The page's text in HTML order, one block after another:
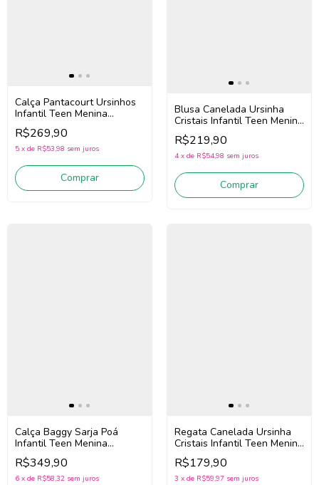
Calça Pantacourt Ursinhos
Infantil Teen Menina
Pituchinhus 30732 (Rosa)
R$269,90
5 x de R$53,98 sem juros
Comprar
Blusa Canelada Ursinha
Cristais Infantil Teen Menina
Pituchinhus 30765 (Off
White)
R$219,90
4 x de R$54,98 sem juros
Comprar
Calça Baggy Sarja Poá
Infantil Teen Menina
Pituchinhus 30738 (Off
White)
R$349,90
6 x de R$58,32 sem juros
Regata Canelada Ursinha
Cristais Infantil Teen Menina
Pituchinhus 30766 (Off
White)
R$179,90
3 x de R$59,97 sem juros